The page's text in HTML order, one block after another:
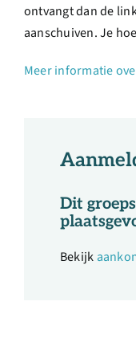
ontvangt dan de
aanschuiven. Je
Meer informatie
Dit
Bekijk